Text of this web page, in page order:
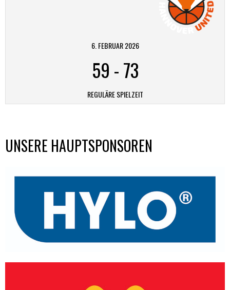
6. FEBRUAR 2026
59 -73
REGULÄRE SPIELZEIT
UNSERE HAUPTSPONSOREN